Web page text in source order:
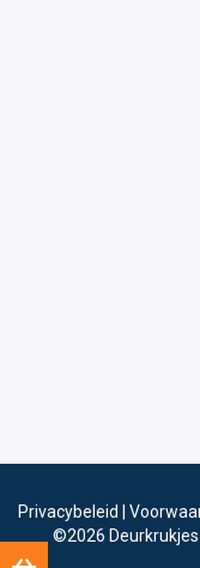
Privacybeleid
©2026 Deurkrukjes